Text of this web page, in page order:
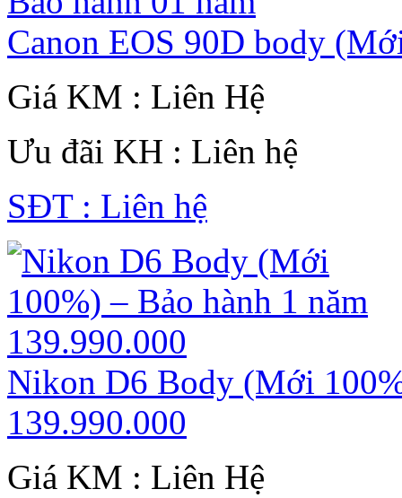
Canon EOS 90D body
Giá KM : Liên Hệ
Ưu đãi KH : Liên hệ
SĐT : Liên hệ
Nikon D6 Body (Mới
139.990.000
Giá KM : Liên Hệ